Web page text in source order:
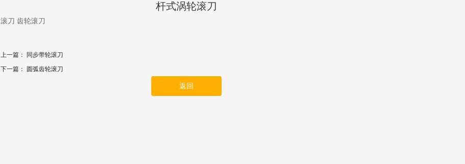
杆式涡轮滚刀
滚刀 齿轮滚刀
上一篇：
同步带轮滚刀
下一篇：
圆弧齿轮滚刀
返回